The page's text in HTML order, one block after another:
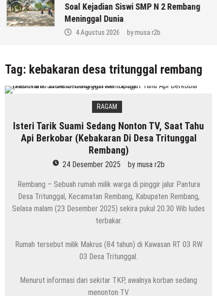
Soal Kejadian Siswi SMP N 2 Rembang
Meninggal Dunia
4 Agustus 2026 bymusa r2b
Tag: kebakaran desa tritunggal rembang
RAGAM
Isteri Tarik Suami Sedang Nonton TV, Saat Tahu
Api Berkobar (Kebakaran Di Desa Tritunggal
Rembang)
24 Desember 2025 by musa r2b
Rembang – Sebuah rumah milik warga di pinggir jalur Pantura
Desa Tritunggal, Kecamatan Rembang, Kabupaten Rembang,
Selasa malam (23 Desember 2025) sekira pukul 20.30 Wib ludes
terbakar.
Rumah tersebut milik Makrus (84 tahun) di Kawasan RT 03 RW
03 Desa Tritunggal.
Menurut informasi dari sekitar TKP, awalnya korban sedang
menonton TV